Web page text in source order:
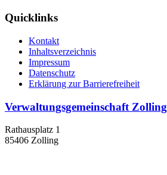
Quicklinks
Kontakt
Inhaltsverzeichnis
Impressum
Datenschutz
Erklärung zur Barrierefreiheit
Verwaltungsgemeinschaft Zolling
Rathausplatz 1
85406 Zolling